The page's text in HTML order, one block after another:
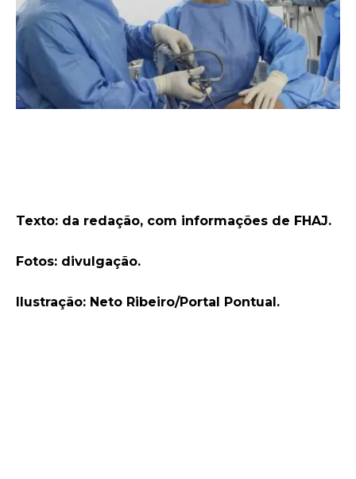
Texto: da redação, com informações de FHAJ.
Fotos: divulgação.
Ilustração: Neto Ribeiro/Portal Pontual.